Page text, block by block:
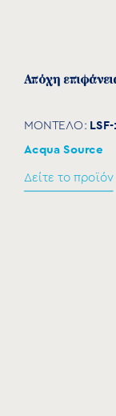
Απόχη
ΜΟΝΤΕΛΟ:
Acqua Source
Δείτε το προϊόν